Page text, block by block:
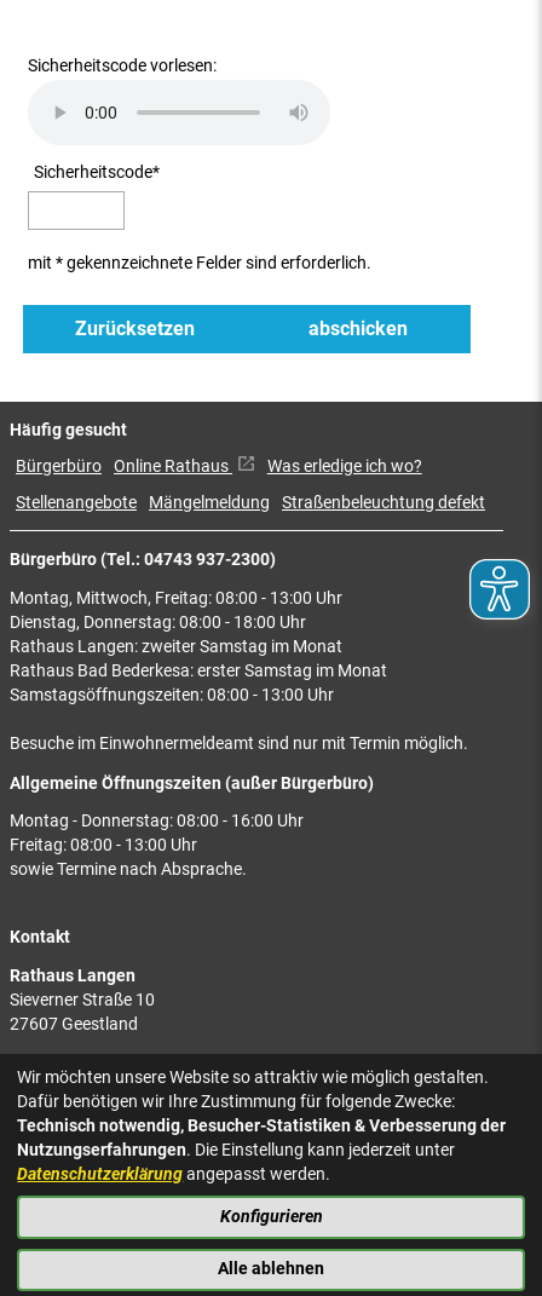
Sicherheitscode vorlesen:
Sicherheitscode*
mit * gekennzeichnete Felder sind erforderlich.
Bürgerbüro (Tel.: 04743 937-2300)
Montag, Mittwoch, Freitag: 08:00 - 13:00 Uhr
Dienstag, Donnerstag: 08:00 - 18:00 Uhr
Rathaus Langen: zweiter Samstag im Monat
Rathaus Bad Bederkesa: erster Samstag im Monat
Samstagsöffnungszeiten: 08:00 - 13:00 Uhr
Besuche im Einwohnermeldeamt sind nur mit Termin möglich.
Allgemeine Öffnungszeiten (außer Bürgerbüro)
Montag - Donnerstag: 08:00 - 16:00 Uhr
Freitag: 08:00 - 13:00 Uhr
sowie Termine nach Absprache.
Kontakt
Rathaus Langen
Sieverner Straße 10
27607 Geestland
Rathaus Bad Bederkesa
Am Markt 8
27624 Geestland
Tel.: 04743 937-2300
Häufig gesucht
Bürgerbüro Online Rathaus
Was erledige ich wo?
Stellenangebote
Mängelmeldung Straßenbeleuchtung defekt
KONTAKT
IMPRESSUM
NACH OBEN
Wir möchten unsere Website so attraktiv wie möglich gestalten.
Dafür benötigen wir Ihre Zustimmung für folgende Zwecke:
Technisch notwendig, Besucher-Statistiken & Verbesserung der
Nutzungserfahrungen. Die Einstellung kann jederzeit unter
Datenschutzerklärungangepasst werden.
Konfigurieren
Alle ablehnen